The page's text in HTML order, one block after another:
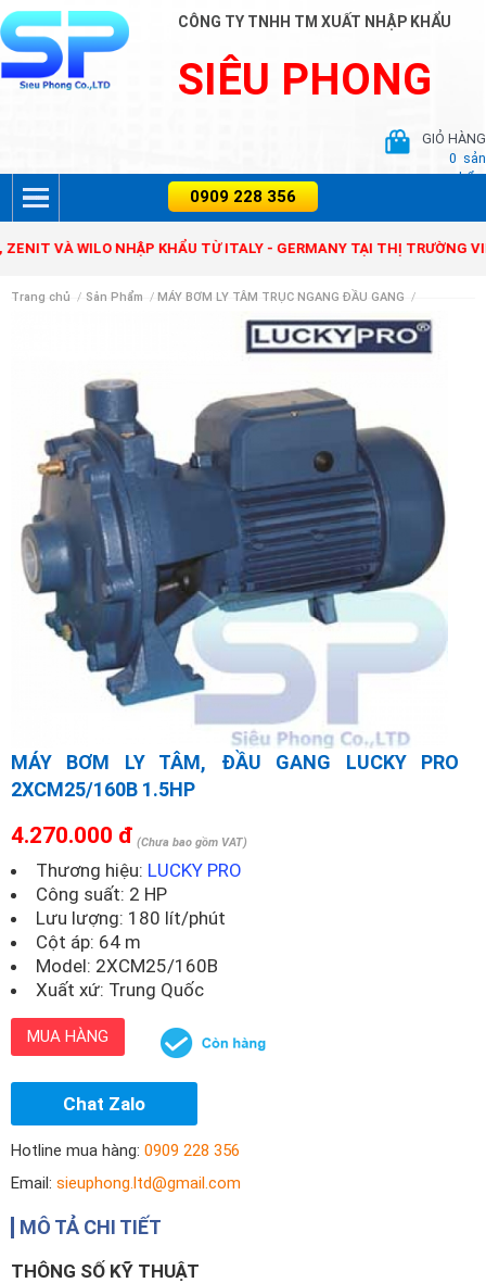
CÔNG TY TNHH TM XUẤT NHẬP KHẨU
SIÊU PHONG
GIỎ HÀNG
0 sản
phẩm
WILO NHẬP KHẨU TỪ ITALY - GERMANY TẠI THỊ TRƯỜNG VIỆT
Trang chủ / Sản Phẩm / MÁY BƠM LY TÂM TRỤC NGANG ĐẦU GANG /
MÁY BƠM LY TÂM, ĐẦU GANG LUCKY PRO
2XCM25/160B 1.5HP
4.270.000 đ (Chưa bao gồm VAT)
Thương hiệu: LUCKY PRO
Công suất: 2 HP
Lưu lượng: 180 lít/phút
Cột áp: 64 m
Model: 2XCM25/160B
Xuất xứ: Trung Quốc
MUA HÀNG
Chat Zalo
Hotline mua hàng: 0909 228 356
Email: sieuphong.ltd@gmail.com
MÔ TẢ CHI TIẾT
THÔNG SỐ KỸ THUẬT